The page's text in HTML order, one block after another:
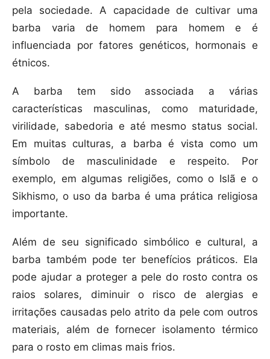
pela sociedade. A capacidade de cultivar uma
barba varia de homem para homem e é
influenciada por fatores genéticos, hormonais e
étnicos.
A barba tem sido associada a várias
características masculinas, como maturidade,
virilidade, sabedoria e até mesmo status social.
Em muitas culturas, a barba é vista como um
símbolo de masculinidade e respeito. Por
exemplo, em algumas religiões, como o Islã e o
Sikhismo, o uso da barba é uma prática religiosa
importante.
Além de seu significado simbólico e cultural, a
barba também pode ter benefícios práticos. Ela
pode ajudar a proteger a pele do rosto contra os
raios solares, diminuir o risco de alergias e
irritações causadas pelo atrito da pele com outros
materiais, além de fornecer isolamento térmico
para o rosto em climas mais frios.